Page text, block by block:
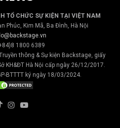
TỔ CHỨC SỰ KIỆN TẠI VIỆT NAM
Phúc, Kim Mã, Ba Đình, Hà Nội
1800 6389
thông & Sự kiện Backstage, giấy
KH&ĐT Hà Nội cấp ngày 26/12/2017.
BTTTT ký ngày 18/03/2024.